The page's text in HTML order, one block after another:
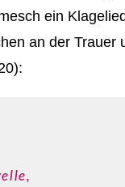
ein
an der